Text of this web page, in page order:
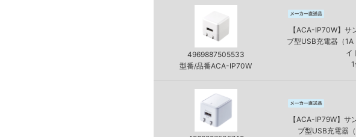
4969887505533
型番/品番ACA-IP70W
【ACA-IP70W】
ブ型USB充電器（
イ
【ACA-IP79W】
ブ型USB充電器